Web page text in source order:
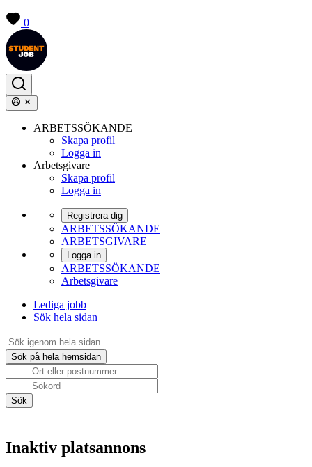
0
ARBETSSÖKANDE
Skapa profil
Logga in
Arbetsgivare
Skapa profil
Logga in
Registrera dig
ARBETSSÖKANDE
ARBETSGIVARE
Logga in
ARBETSSÖKANDE
Arbetsgivare
Lediga jobb
Sök hela sidan
Inaktiv platsannons